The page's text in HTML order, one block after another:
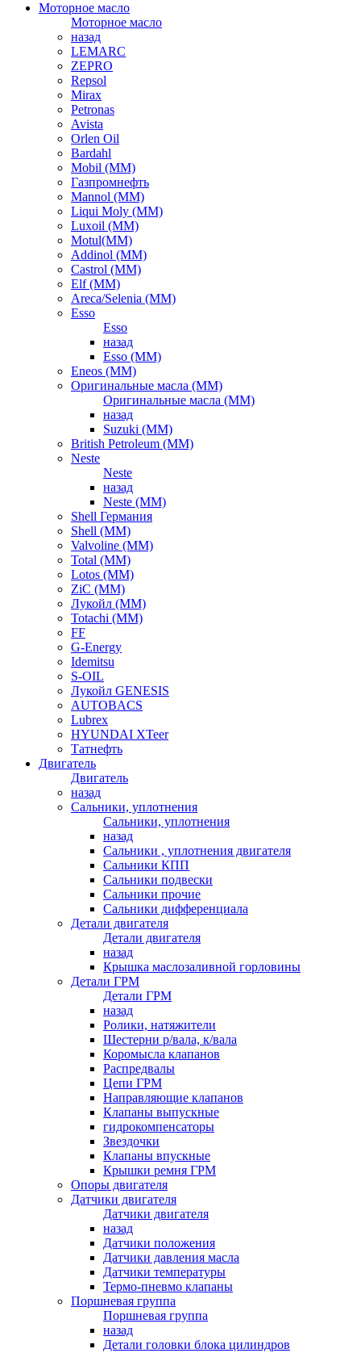
Моторное масло
Моторное масло
назад
LEMARC
ZEPRO
Repsol
Mirax
Petronas
Avista
Orlen Oil
Bardahl
Mobil (ММ)
Газпромнефть
Mannol (ММ)
Liqui Moly (ММ)
Luxoil (ММ)
Motul(ММ)
Addinol (ММ)
Castrol (ММ)
Elf (ММ)
Areca/Selenia (ММ)
Esso
Esso
назад
Esso (ММ)
Eneos (ММ)
Оригинальные масла (ММ)
Оригинальные масла (ММ)
назад
Suzuki (ММ)
British Petroleum (ММ)
Neste
Neste
назад
Neste (ММ)
Shell Германия
Shell (ММ)
Valvoline (ММ)
Total (ММ)
Lotos (ММ)
ZiC (ММ)
Лукойл (ММ)
Totachi (MM)
FF
G-Energy
Idemitsu
S-OIL
Лукойл GENESIS
AUTOBACS
Lubrex
HYUNDAI XTeer
Татнефть
Двигатель
Двигатель
назад
Сальники, уплотнения
Сальники, уплотнения
назад
Сальники , уплотнения двигателя
Сальники КПП
Сальники подвески
Сальники прочие
Сальники дифференциала
Детали двигателя
Детали двигателя
назад
Крышка маслозаливной горловины
Детали ГРМ
Детали ГРМ
назад
Ролики, натяжители
Шестерни р/вала, к/вала
Коромысла клапанов
Распредвалы
Цепи ГРМ
Направляющие клапанов
Клапаны выпускные
гидрокомпенсаторы
Звездочки
Клапаны впускные
Крышки ремня ГРМ
Опоры двигателя
Датчики двигателя
Датчики двигателя
назад
Датчики положения
Датчики давления масла
Датчики температуры
Термо-пневмо клапаны
Поршневая группа
Поршневая группа
назад
Детали головки блока цилиндров